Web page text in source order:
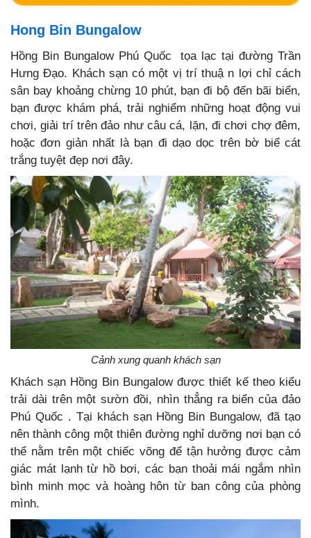
Hong Bin Bungalow
Hồng Bin Bungalow Phú Quốc tọa lạc tại đường Trần
Hưng Đạo. Khách sạn có một vị trí thuậ n lợi chỉ cách
sân bay khoảng chừng 10 phút, bạn đi bộ đến bãi biển,
bạn được khám phá, trải nghiểm những hoạt động vui
chơi, giải trí trên đảo như câu cá, lặn, đi chơi chợ đêm,
hoặc đơn giản nhất là bạn đi dạo dọc trên bờ biể cát
trắng tuyệt đẹp nơi đây.
Cảnh xung quanh khách sạn
Khách sạn Hồng Bin Bungalow được thiết kế theo kiểu
trải dài trên một sườn đồi, nhìn thẳng ra biển của đảo
Phú Quốc . Tại khách sạn Hồng Bin Bungalow, đã tạo
nên thành công một thiên đường nghỉ dưỡng nơi bạn có
thể nằm trên một chiếc võng để tận hưởng được cảm
giác mát lạnh từ hồ bơi, các bạn thoải mái ngắm nhìn
bình minh mọc và hoàng hôn từ ban công của phòng
mình.